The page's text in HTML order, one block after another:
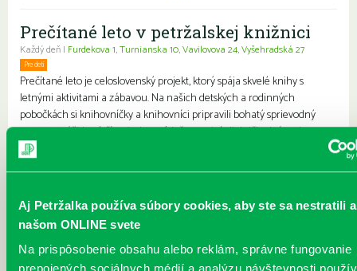
Aj Petržalka používa súbory cookies, aby ste sa nestratili
našom ONLINE svete
Na prispôsobenie obsahu alebo reklám, správne fungovanie
Prečítané leto v petržalskej knižnici
Každý deň | Furdekova 1,Turnianska 10,Vavilovova 24,Vyšehradská 27
Pre deti
Prečítané leto je celoslovenský projekt, ktorý spája skvelé knihy s
letnými aktivitami a zábavou. Na našich detských a rodinných
pobočkách si knihovníčky a knihovníci pripravili bohatý sprievodný
program zážitkové čítania, hry, súťaže, tvorivé dielničky, kvízy aj
bábkové divadielka. Hlavným cieľom projektu je hravou formou
tohtoročnému Prečítanému letu s...Viac
Leto v knižnici, knižné burzy aj
dotyk architektúry